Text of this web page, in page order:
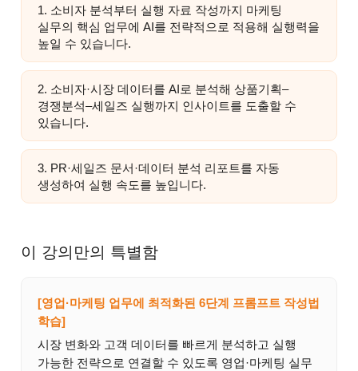
1. 소비자 분석부터 실행 자료 작성까지 마케팅
실무의 핵심 업무에 AI를 전략적으로 적용해 실행력을
높일 수 있습니다.
2. 소비자·시장 데이터를 AI로 분석해 상품기획–
경쟁분석–세일즈 실행까지 인사이트를 도출할 수
있습니다.
3. PR·세일즈 문서·데이터 분석 리포트를 자동
생성하여 실행 속도를 높입니다.
이 강의만의 특별함
[영업·마케팅 업무에 최적화된 6단계 프롬프트 작성법
학습]
시장 변화와 고객 데이터를 빠르게 분석하고 실행
가능한 전략으로 연결할 수 있도록 영업·마케팅 실무